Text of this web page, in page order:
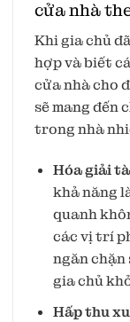
cửa nhà
Khi gia chủ
hợp và biết
cửa nhà cho
sẽ mang đến
trong nhà
Hóa giải
khả năng
quanh
các vị trí
ngăn chặn
gia chủ
Hấp thu